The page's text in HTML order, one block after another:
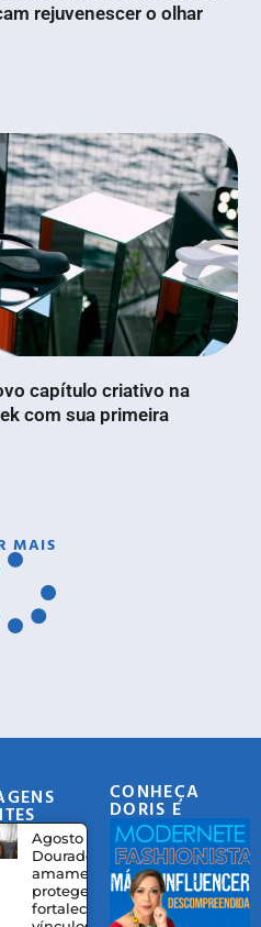
rejuvenescer o olhar
capítulo criativo na
com sua primeira
MAIS
Agosto
Dourado:
amamentação
protege,
fortalece
CONHEÇA
DORIS E
EQUIPE